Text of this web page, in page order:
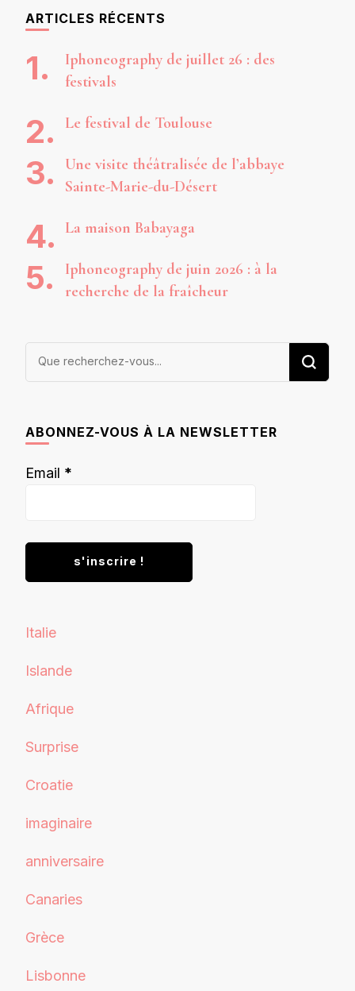
ARTICLES RÉCENTS
Iphoneography de juillet 26 : des
festivals
Le festival de Toulouse
Une visite théâtralisée de l’abbaye
Sainte-Marie-du-Désert
La maison Babayaga
Iphoneography de juin 2026 : à la
recherche de la fraîcheur
Vous
ABONNEZ-VOUS À LA NEWSLETTER
Email *
Italie
Islande
Afrique
Surprise
Croatie
imaginaire
anniversaire
Canaries
Grèce
Lisbonne